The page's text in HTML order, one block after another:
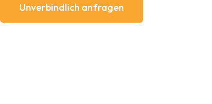
Unverbindlich anfragen